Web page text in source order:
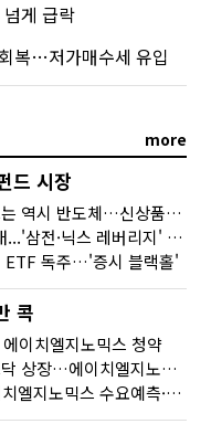
게 급락
복…저가매수세 유입
more
드 시장
변동성에도 키워드는 역시 반도체…신상품은 우주·방산
이번주만 50조 거래...'삼전·닉스 레버리지' 수익률은 -30%
ETF 독주…'증시 블랙홀'
콕
이치엘지노믹스 청약
레몬헬스케어 코스닥 상장…에이치엘지노믹스 수요예측
코스닥 러시…에이치엘지노믹스 수요예측·레메디 청약